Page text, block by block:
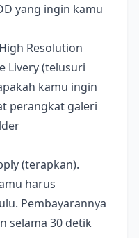
yang ingin kamu
Resolution
Livery (telusuri
kamu ingin
perangkat galeri
(terapkan).
harus
Pembayarannya
selama 30 detik